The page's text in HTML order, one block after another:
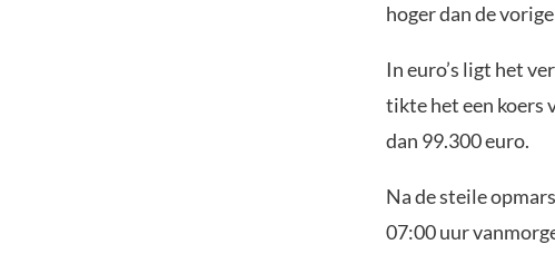
hoger dan de
In euro’s ligt het
tikte het een koers
dan 99.300 euro.
Na de steile
07:00 uur